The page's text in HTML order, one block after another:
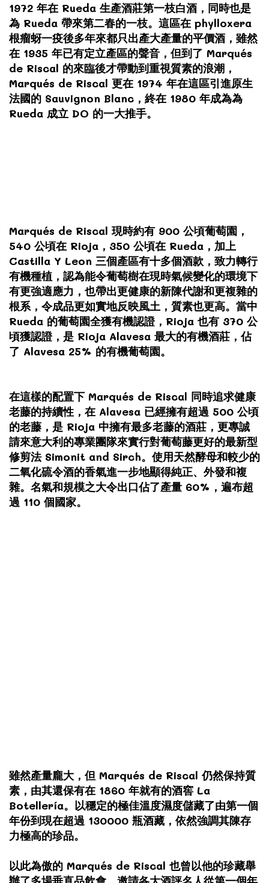
1972 年在 Rueda 生產酒莊第一枝白酒，同時也是
為 Rueda 帶來第二春的一枝。 這區在 phylloxera
根瘤蚜一疫後多年來都只出產大產量的平價酒， 雖然
在 1935 年已有定立產區的聲音，但到了 Marqués
de Riscal 的來臨後才帶動到重視質素的浪潮，
Marqués de Riscal 更在 1974 年在這區引進原生
法國的 Sauvignon Blanc， 終在 1980 年成為為
Rueda 成立 DO 的一大推手。
Marqués de Riscal 現時約有 900 公頃葡萄園，
540 公頃在 Rioja，350 公頃在 Rueda，加上
Castilla Y Leon 三個產區有十多個酒款，致力轉行
有機種植，認為能令葡萄樹在現時氣候變化的環境下
有更強適應力，也帶出更健康的新陳代謝和更複雜的
根系，令成品更如實地反映風土，質素也更高。當中
Rueda 的葡萄園全獲有機認證，Rioja 也有 370 公
頃獲認證，是 Rioja Alavesa 最大的有機酒莊，佔
了 Alavesa 25% 的有機葡萄園。
在這樣的配置下 Marqués de Riscal 同時追求健康
老藤的持續性，在 Alavesa 已經擁有超過 500 公頃
的老藤，是 Rioja 中擁有最多老藤的酒莊，更專誠
請來意大利的專業團隊來實行對葡萄藤更好的最新型
修剪法 Simonit and Sirch。使用天然酵母和較少的
二氧化硫令酒的香氣進一步地顯得純正、外發和複
雜。名氣和規模之大令出口佔了產量 60%，遍布超
過 110 個國家。
雖然產量龐大，但 Marqués de Riscal 仍然保持質
素，由其還保有在 1860 年就有的酒窖 La
Botellería。 以穩定的極佳溫度濕度儲藏了由第一個
年份到現在超過 130000 瓶酒藏，依然強調其陳存
力極高的珍品。
以此為傲的 Marqués de Riscal 也曾以他的珍藏舉